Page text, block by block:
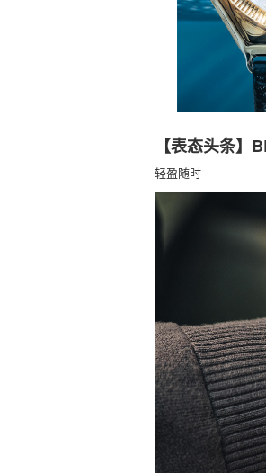
【表态头条
轻盈随时